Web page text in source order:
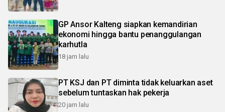
GP Ansor Kalteng siapkan kemandirian
ekonomi hingga bantu penanggulangan
karhutla
18 jam lalu
PT KSJ dan PT diminta tidak keluarkan aset
sebelum tuntaskan hak pekerja
20 jam lalu